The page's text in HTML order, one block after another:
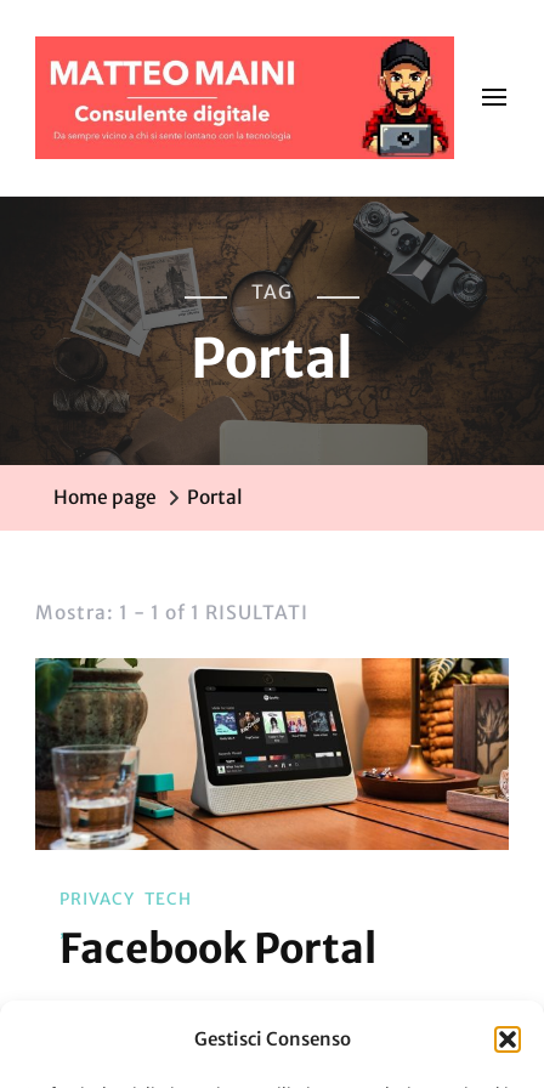
Gestisci Consenso
TAG
Portal
Home page Portal
Mostra: 1 - 1 of 1 RISULTATI
PRIVACY TECH
Facebook Portal